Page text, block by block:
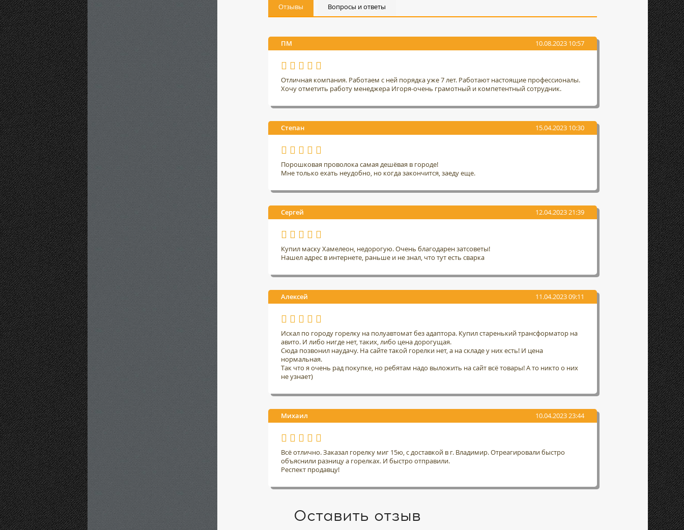
Отзывы Вопросы и ответы
ПМ 10.08.2023 10:57
Отличная компания. Работаем с ней порядка уже 7 лет. Работают настоящие профессионалы.
Хочу отметить работу менеджера Игоря-очень грамотный и компетентный сотрудник.
Степан 15.04.2023 10:30
Порошковая проволока самая дешёвая в городе!
Мне только ехать неудобно, но когда закончится, заеду еще.
Сергей 12.04.2023 21:39
Купил маску Хамелеон, недорогую. Очень благодарен затсоветы!
Нашел адрес в интернете, раньше и не знал, что тут есть сварка
Алексей 11.04.2023 09:11
Искал по городу горелку на полуавтомат без адаптора. Купил старенький трансформатор на
авито. И либо нигде нет, таких, либо цена дорогущая.
Сюда позвонил наудачу. На сайте такой горелки нет, а на складе у них есть! И цена
нормальная.
Так что я очень рад покупке, но ребятам надо выложить на сайт всё товары! А то никто о них
не узнает)
Михаил 10.04.2023 23:44
Всё отлично. Заказал горелку миг 15ю, с доставкой в г. Владимир. Отреагировали быстро
объяснили разницу а горелках. И быстро отправили.
Респект продавцу!
Оставить отзыв